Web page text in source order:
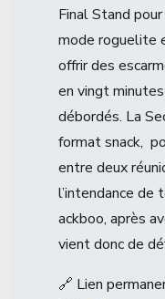
Final Stand
mode roguelite
offrir des
en vingt
débordés. La
format snack,
entre deux
l’intendance de
ackboo, après
vient donc de
🔗 Lien